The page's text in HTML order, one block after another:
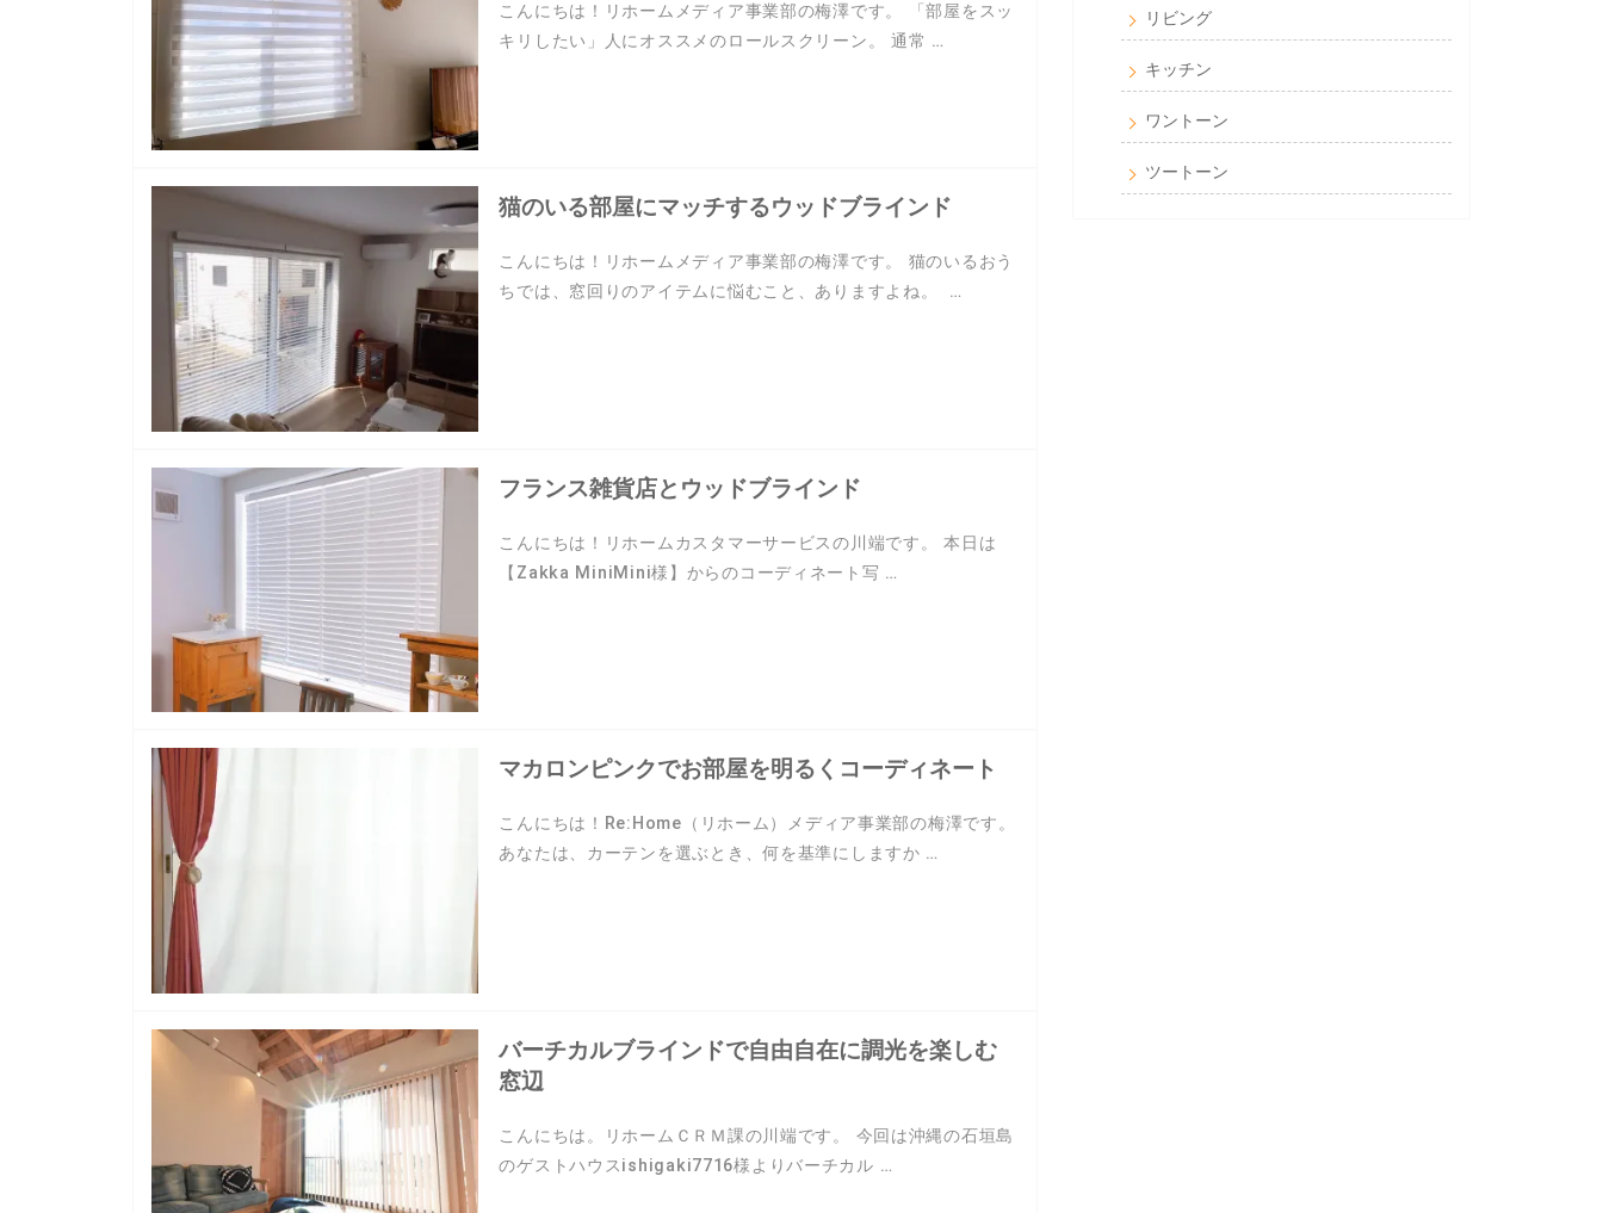
こんにちは！リホームメディア事業部の梅澤です。 「部屋をスッ
キリしたい」人にオススメのロールスクリーン。 通常 …
猫のいる部屋にマッチするウッドブラインド
こんにちは！リホームメディア事業部の梅澤です。 猫のいるおう
ちでは、窓回りのアイテムに悩むこと、ありますよね。 …
フランス雑貨店とウッドブラインド
こんにちは！リホームカスタマーサービスの川端です。 本日は
【Zakka MiniMini様】からのコーディネート写 …
マカロンピンクでお部屋を明るくコーディネート
こんにちは！Re:Home（リホーム）メディア事業部の梅澤です。
あなたは、カーテンを選ぶとき、何を基準にしますか …
バーチカルブラインドで自由自在に調光を楽しむ
窓辺
こんにちは。リホームＣＲＭ課の川端です。 今回は沖縄の石垣島
のゲストハウスishigaki7716様よりバーチカル …
リビング
キッチン
ワントーン
ツートーン